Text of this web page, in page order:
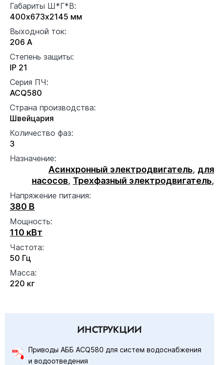
Габариты Ш*Г*В:
400x673x2145 мм
Выходной ток:
206 А
Степень защиты:
IP 21
Серия ПЧ:
ACQ580
Страна производства:
Швейцария
Количество фаз:
3
Назначение:
Асинхронный электродвигатель, для
насосов, Трехфазный электродвигатель,
Напряжение питания:
380 В
Мощность:
110 кВт
Частота:
50 Гц
Масса:
220 кг
ИНСТРУКЦИИ
Приводы АББ ACQ580 для систем водоснабжения
и водоотведения